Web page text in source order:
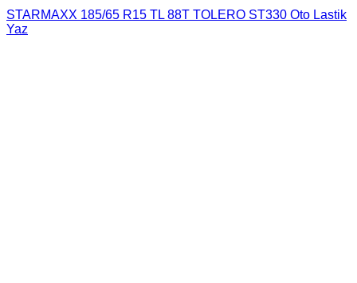
STARMAXX 185/65 R15 TL 88T TOLERO ST330 Oto Lastik
Yaz